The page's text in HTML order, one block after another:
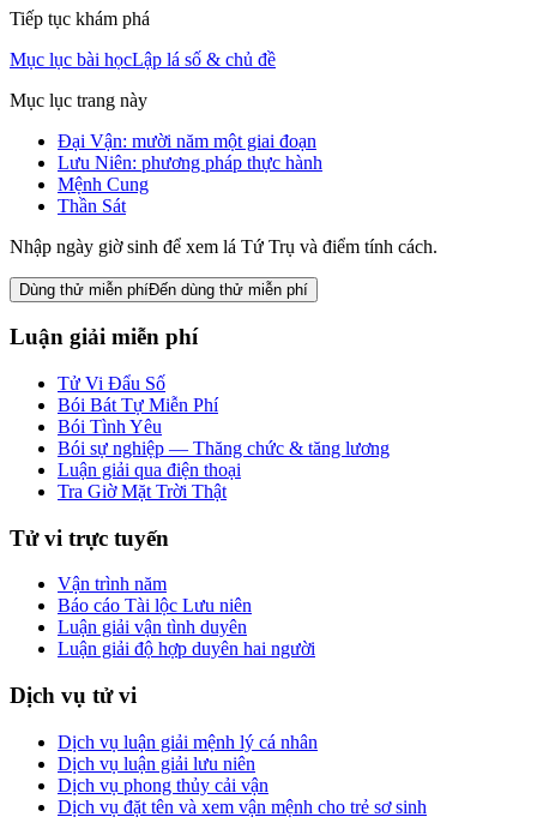
Tiếp tục khám phá
Mục lục bài họcLập lá số & chủ đề
Mục lục trang này
Đại Vận: mười năm một giai đoạn
Lưu Niên: phương pháp thực hành
Mệnh Cung
Thần Sát
Nhập ngày giờ sinh để xem lá Tứ Trụ và điểm tính cách.
Dùng thử miễn phíĐến dùng thử miễn phí
Luận giải miễn phí
Tử Vi Đẩu Số
Bói Bát Tự Miễn Phí
Bói Tình Yêu
Bói sự nghiệp — Thăng chức & tăng lương
Luận giải qua điện thoại
Tra Giờ Mặt Trời Thật
Tử vi trực tuyến
Vận trình năm
Báo cáo Tài lộc Lưu niên
Luận giải vận tình duyên
Luận giải độ hợp duyên hai người
Dịch vụ tử vi
Dịch vụ luận giải mệnh lý cá nhân
Dịch vụ luận giải lưu niên
Dịch vụ phong thủy cải vận
Dịch vụ đặt tên và xem vận mệnh cho trẻ sơ sinh